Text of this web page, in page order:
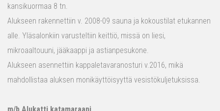
kansikuormaa 8 tn.
Alukseen rakennettiin v. 2008-09 sauna ja kokoustilat etukannen
alle. Yläsalonkiin varusteltiin keittiö, missä on liesi,
mikroaaltouuni, jääkaappi ja astianpesukone.
Alukseen asennettiin kappaletavaranosturi v.2016, mikä
mahdollistaa aluksen monikäyttöisyyttä vesistökuljetuksissa.